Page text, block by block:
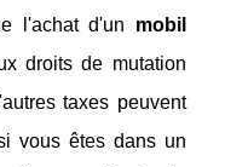
l'achat d'un mobil
droits de mutation
taxes peuvent
vous êtes dans un